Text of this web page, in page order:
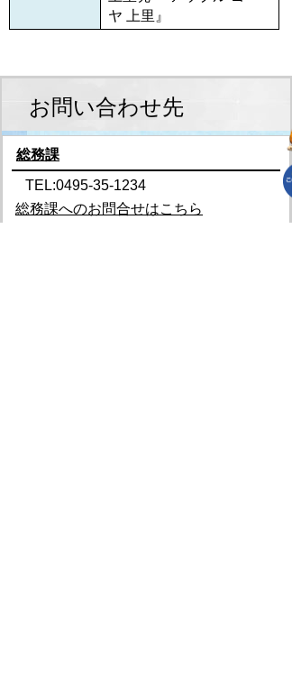
ヤ 上里』
お問い合わせ先
総務課
TEL:0495-35-1234
総務課へのお問合せはこちら